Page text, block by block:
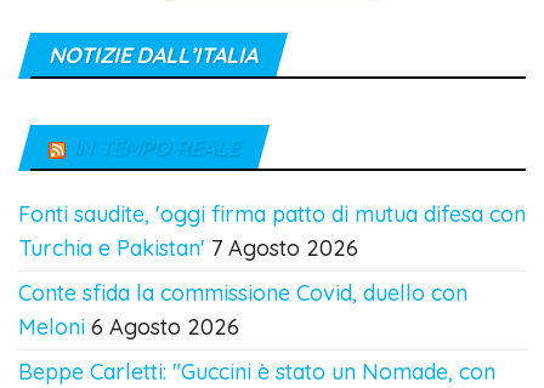
NOTIZIE DALL’ITALIA
IN TEMPO REALE
Fonti saudite, 'oggi firma patto di mutua difesa con
Turchia e Pakistan' 7 Agosto 2026
Conte sfida la commissione Covid, duello con
Meloni 6 Agosto 2026
Beppe Carletti: "Guccini è stato un Nomade, con